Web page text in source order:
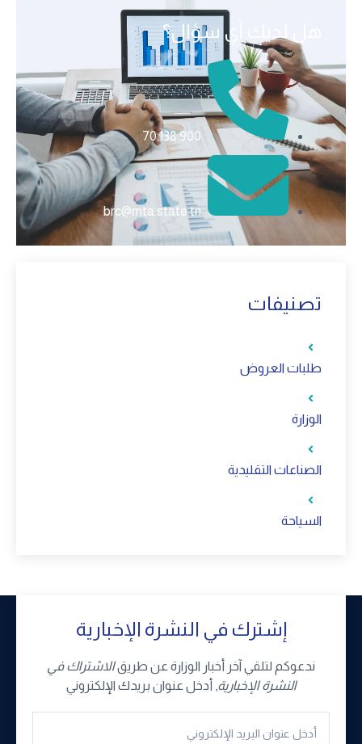
هل لديك أي سؤال؟
70.138.900
brc@mta.state.tn
تصنيفات
طلبات العروض
الوزارة
الصناعات التقليدية
السياحة
إشترك في النشرة الإخبارية
ندعوكم لتلقي آخر أخبار الوزارة عن طريقالاشتراك في
النشرة الإخبارية, أدخل عنوان بريدك الإلكتروني